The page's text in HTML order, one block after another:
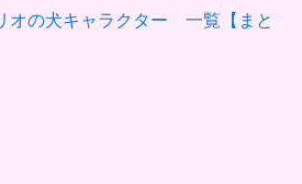
オの犬キャラクター 一覧【まと